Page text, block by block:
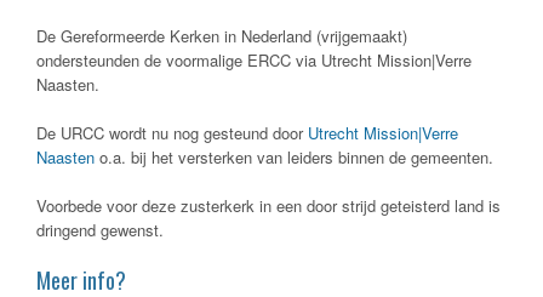
De Gereformeerde Kerken in Nederland (vrijgemaakt)
ondersteunden de voormalige ERCC via Utrecht Mission|Verre
Naasten.
De URCC wordt nu nog gesteund door Utrecht Mission|Verre
Naasten o.a. bij het versterken van leiders binnen de gemeenten.
Voorbede voor deze zusterkerk in een door strijd geteisterd land is
dringend gewenst.
Meer info?